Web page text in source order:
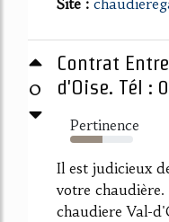
Site :
0
Contrat
d'Oise. Tél :
Pertinence
51%
Il est judicieux
votre
chaudiere Val-